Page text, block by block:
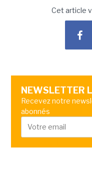
Cet article
NEWSLETTER
Recevez notre
abonnés